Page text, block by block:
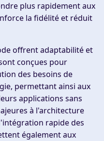
plus rapidement aux
la fidélité et réduit
offrent adaptabilité et
conçues pour
des besoins de
permettant ainsi aux
applications sans
à l'architecture
rapide des
également aux